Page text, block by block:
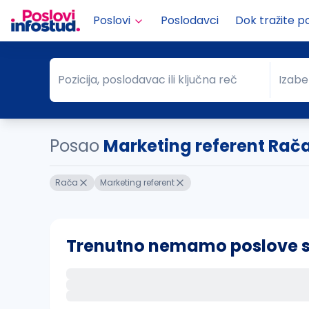
Poslovi Poslodavci Dok tražite
Pozicija, poslodavac ili ključna reč
Pozicija, poslodavac ili ključna reč Grad
Posao Marketing referent
Rača Marketing referent
Trenutno nemamo poslove